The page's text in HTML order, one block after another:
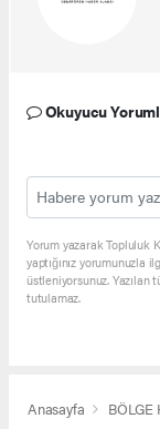
Okuyucu
Yorum yazarak Topluluk
yaptığınız yorumunuzla
üstleniyorsunuz.
tutulamaz.
Anasayfa BÖLGE